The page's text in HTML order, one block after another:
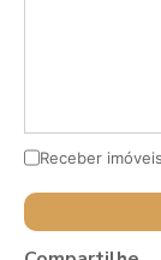
Receber